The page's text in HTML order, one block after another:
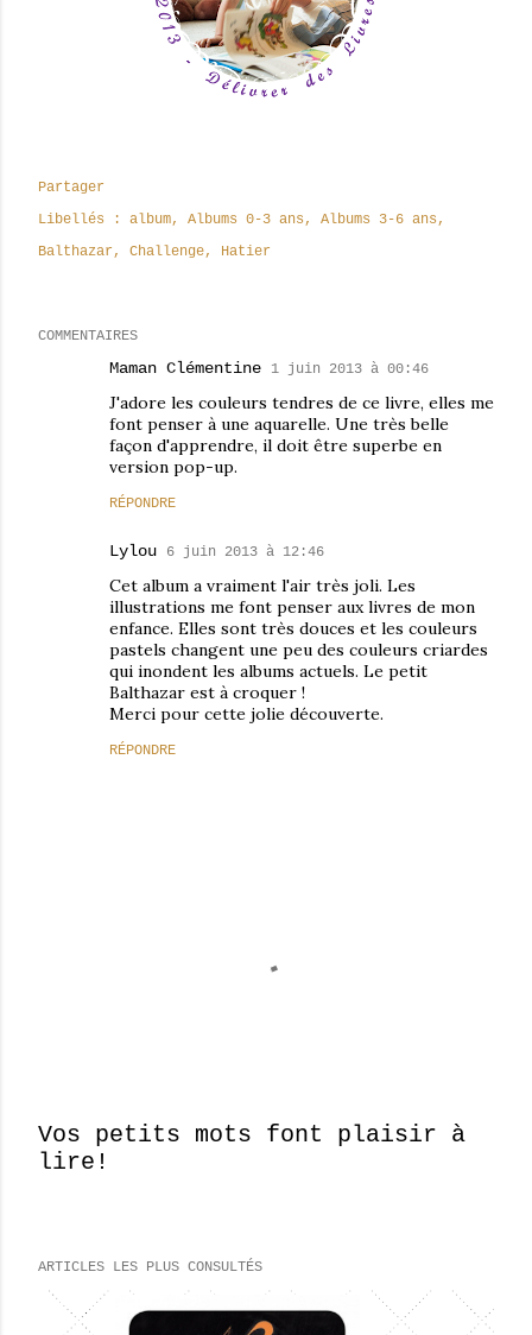
Partager
Libellés :
album Albums 0-3 ans
Albums 3-6 ans
Balthazar
Challenge Hatier
COMMENTAIRES
Maman Clémentine 1 juin 2013 à 00:46
J'adore les couleurs tendres de ce livre, elles me
font penser à une aquarelle. Une très belle
façon d'apprendre, il doit être superbe en
version pop-up.
RÉPONDRE
Lylou 6 juin 2013 à 12:46
Cet album a vraiment l'air très joli. Les
illustrations me font penser aux livres de mon
enfance. Elles sont très douces et les couleurs
pastels changent une peu des couleurs criardes
qui inondent les albums actuels. Le petit
Balthazar est à croquer !
Merci pour cette jolie découverte.
RÉPONDRE
E
g
Vos petits mots font plaisir à
lire!
ARTICLES LES PLUS CONSULTÉS